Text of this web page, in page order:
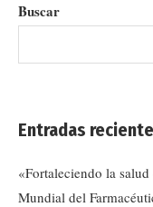
Buscar
Entradas
«Fortaleciendo la
Mundial del